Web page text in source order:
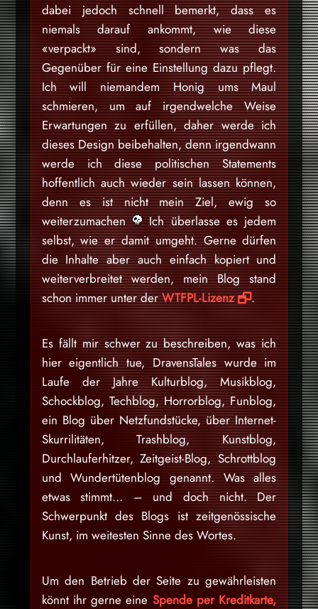
dabei jedoch schnell bemerkt, dass es
niemals darauf ankommt, wie diese
«verpackt» sind, sondern was das
Gegenüber für eine Einstellung dazu pflegt.
Ich will niemandem Honig ums Maul
schmieren, um auf irgendwelche Weise
Erwartungen zu erfüllen, daher werde ich
dieses Design beibehalten, denn irgendwann
werde ich diese politischen Statements
hoffentlich auch wieder sein lassen können,
denn es ist nicht mein Ziel, ewig so
weiterzumachen
Ich überlasse es jedem
selbst, wie er damit umgeht. Gerne dürfen
die Inhalte aber auch einfach kopiert und
weiterverbreitet werden, mein Blog stand
schon immer unter derWTFPL-Lizenz .
Es fällt mir schwer zu beschreiben, was ich
hier eigentlich tue, DravensTales wurde im
Laufe der Jahre Kulturblog, Musikblog,
Schockblog, Techblog, Horrorblog, Funblog,
ein Blog über Netzfundstücke, über Internet-
Skurrilitäten, Trashblog, Kunstblog,
Durchlauferhitzer, Zeitgeist-Blog, Schrottblog
und Wundertütenblog genannt. Was alles
etwas stimmt… – und doch nicht. Der
Schwerpunkt des Blogs ist zeitgenössische
Kunst, im weitesten Sinne des Wortes.
Um den Betrieb der Seite zu gewährleisten
könnt ihr gerne eine Spende per Kreditkarte,